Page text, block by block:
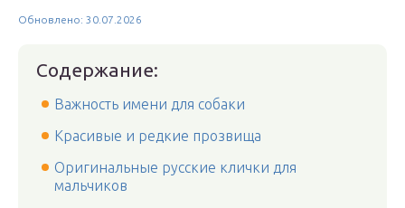
Обновлено: 30.07.2026
Содержание:
Важность имени для собаки
Красивые и редкие прозвища
Оригинальные русские клички для
мальчиков